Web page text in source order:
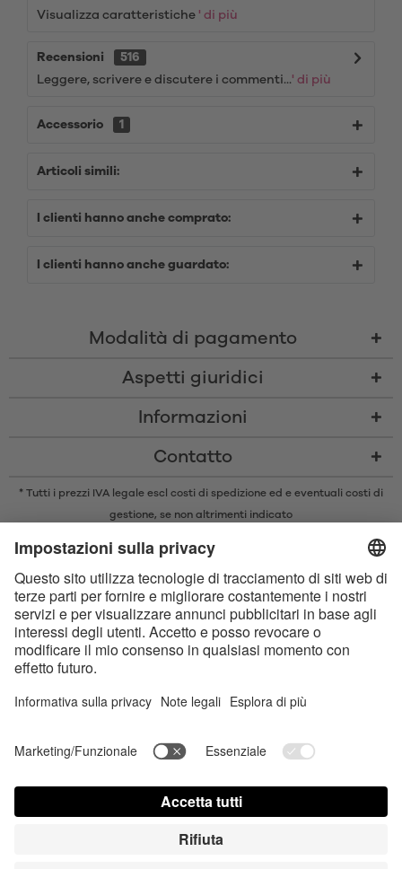
Visualizza caratteristiche ' di più
Recensioni
516
Leggere, scrivere e discutere i commenti...' di più
Accessorio 1
Articoli simili:
I clienti hanno anche comprato:
I clienti hanno anche guardato:
Modalità di pagamento
Aspetti giuridici
Informazioni
Contatto
* Tutti i prezzi IVA legale escl costi di spedizione ed e eventuali costi di
gestione, se non altrimenti indicato
Bluetooth SIG, Inc. e qualsiasi utilizzo di tali marchi da parte di Satisfyer
GmbH è concesso in licenza.
Apple, il logo Apple e Apple Watch sono marchi di Apple Inc. Google Play
e il logo Google Play sono marchi di Google LLC.
Dichiarazione sull‘Accessibilità Contact us today
FAQ